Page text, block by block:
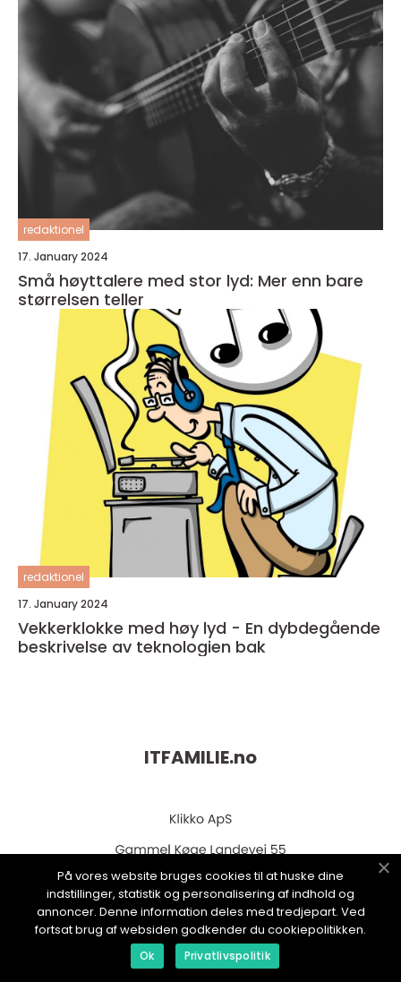
redaktionel
17. January 2024
Små høyttalere med stor lyd: Mer enn bare
størrelsen teller
redaktionel
17. January 2024
Vekkerklokke med høy lyd - En dybdegående
beskrivelse av teknologien bak
ITFAMILIE.no
web:www.klikko.dk
På vores website bruges cookies til at huske dine
indstillinger, statistik og personalisering af indhold og
annoncer. Denne information deles med tredjepart. Ved
fortsat brug af websiden godkender du cookiepolitikken.
Ok Privatlivspolitik